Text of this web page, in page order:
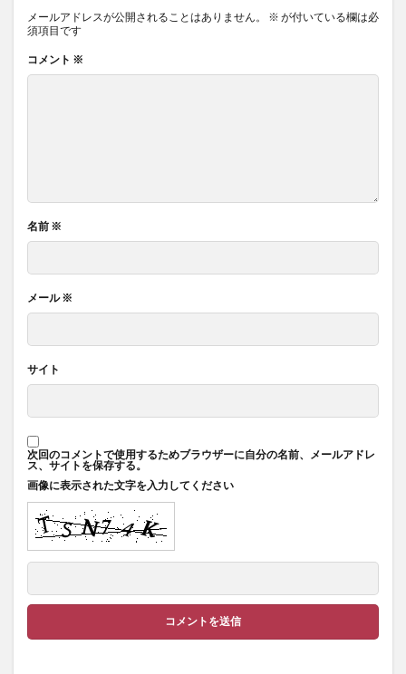
メールアドレスが公開されることはありません。 ※ が付いている欄は必
須項目です
コメント ※
名前 ※
メール※
サイト
次回のコメントで使用するためブラウザーに自分の名前、メールアドレ
ス、サイトを保存する。
画像に表示された文字を入力してください